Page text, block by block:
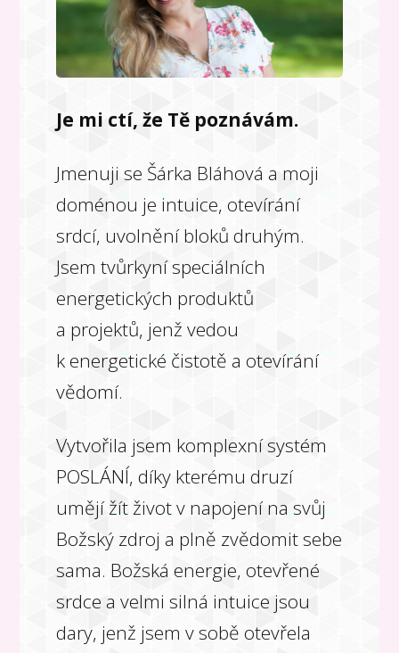
Je mi ctí, že Tě poznávám.
Jmenuji se Šárka Bláhová a moji
doménou je intuice, otevírání
srdcí, uvolnění bloků druhým.
Jsem tvůrkyní speciálních
energetických produktů
a projektů, jenž vedou
k energetické čistotě a otevírání
vědomí.
Vytvořila jsem komplexní systém
POSLÁNÍ, díky kterému druzí
umějí žít život v napojení na svůj
Božský zdroj a plně zvědomit sebe
sama. Božská energie, otevřené
srdce a velmi silná intuice jsou
dary, jenž jsem v sobě otevřela